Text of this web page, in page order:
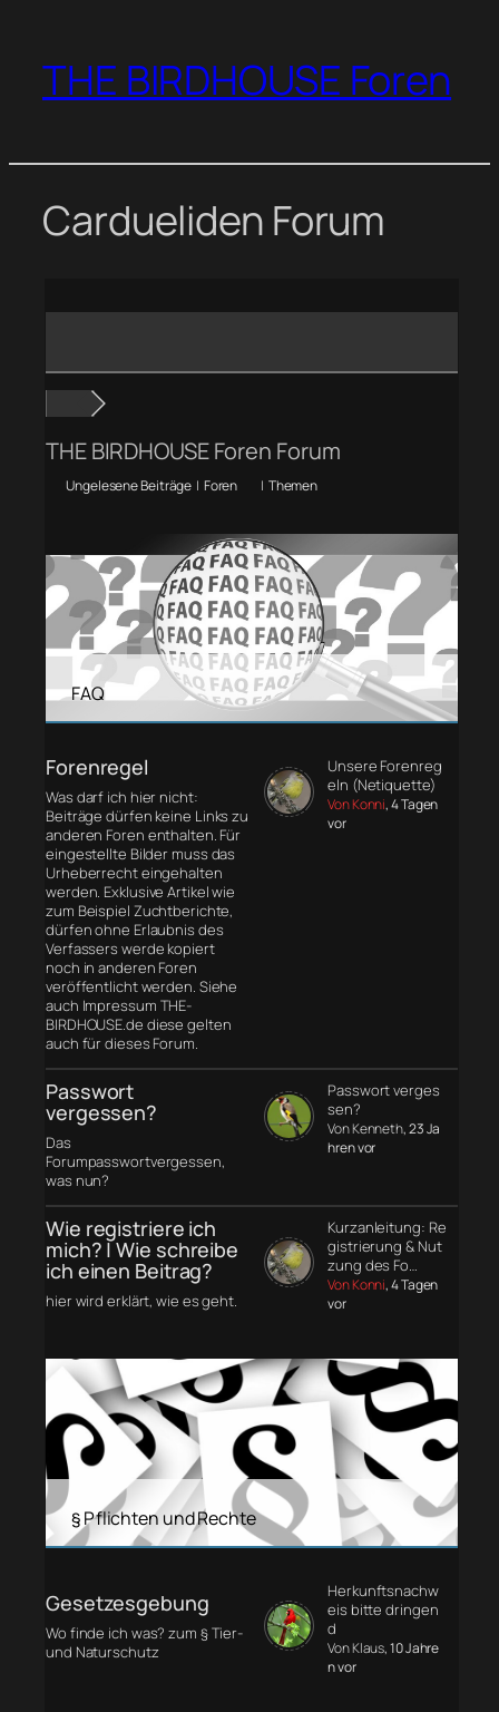
springen
THE BIRDHOUSE Foren
Cardueliden Forum
THE BIRDHOUSE Foren Forum
Ungelesene Beiträge | Foren | Themen
FAQ
Forenregel
Was darf ich hier nicht:
Beiträge dürfen keine Links zu
anderen Foren enthalten. Für
eingestellte Bilder muss das
Urheberrecht eingehalten
werden. Exklusive Artikel wie
zum Beispiel Zuchtberichte,
dürfen ohne Erlaubnis des
Verfassers werde kopiert
noch in anderen Foren
veröffentlicht werden. Siehe
auch Impressum THE-
BIRDHOUSE.de diese gelten
auch für dieses Forum.
Unsere Forenreg
eln (Netiquette)
Von Konni, 4 Tagen
vor
Passwort
vergessen?
Das
Forumpasswortvergessen,
was nun?
Passwort verges
sen?
Von Kenneth, 23 Ja
hren vor
Wie registriere ich
mich? | Wie schreibe
ich einen Beitrag?
hier wird erklärt, wie es geht.
Kurzanleitung: Re
gistrierung & Nut
zung des Fo…
Von Konni, 4 Tagen
vor
§ Pflichten und Rechte
Gesetzesgebung
Wo finde ich was? zum § Tier-
und Naturschutz
Herkunftsnachw
eis bitte dringen
d
Von Klaus, 10 Jahre
n vor